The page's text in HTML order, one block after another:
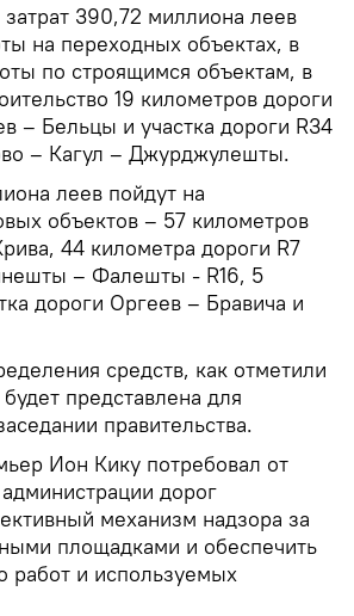
390,72 миллиона леев
на переходных объектах, в
по строящимся объектам, в
19 километров дороги
– Бельцы и участка дороги R34
– Кагул – Джурджулешты.
леев пойдут на
объектов – 57 километров
44 километра дороги R7
– Фалешты - R16, 5
дороги Оргеев – Бравича и
средств, как отметили
представлена для
правительства.
Ион Кику потребовал от
дорог
механизм надзора за
площадками и обеспечить
работ и используемых